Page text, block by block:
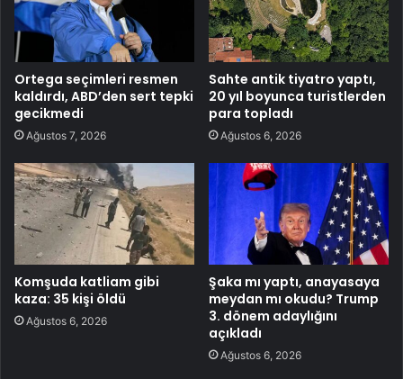
Ortega seçimleri resmen
kaldırdı, ABD’den sert tepki
gecikmedi
Ağustos 7, 2026
Sahte antik tiyatro yaptı,
20 yıl boyunca turistlerden
para topladı
Ağustos 6, 2026
Komşuda katliam gibi
kaza: 35 kişi öldü
Ağustos 6, 2026
Şaka mı yaptı, anayasaya
meydan mı okudu? Trump
3. dönem adaylığını
açıkladı
Ağustos 6, 2026